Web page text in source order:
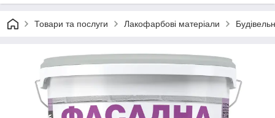
Товари та послуги Лакофарбові матеріали